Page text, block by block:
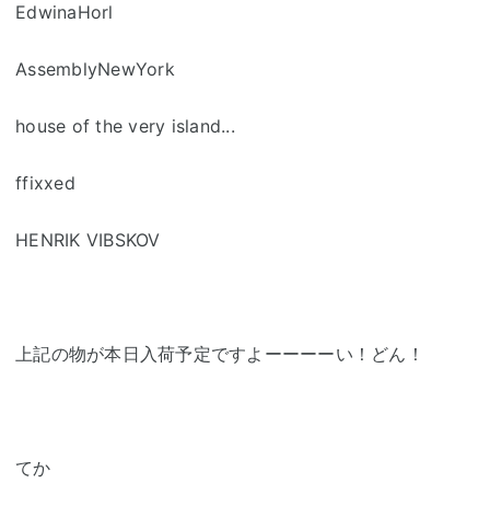
EdwinaHorl
AssemblyNewYork
house of the very island...
ffixxed
HENRIK VIBSKOV
上記の物が本日入荷予定ですよーーーーい！どん！
てか